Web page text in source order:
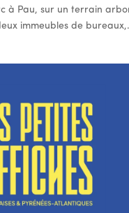
à Pau, sur un terrain
immeubles de